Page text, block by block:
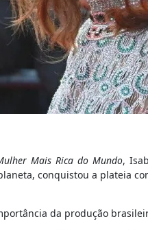
Mais Rica do Mundo,
conquistou a plateia
da produção